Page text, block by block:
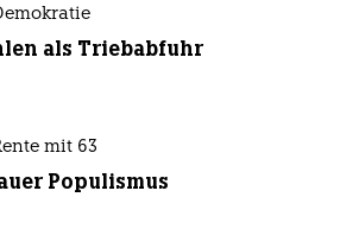
als Triebabfuhr
mit 63
Populismus